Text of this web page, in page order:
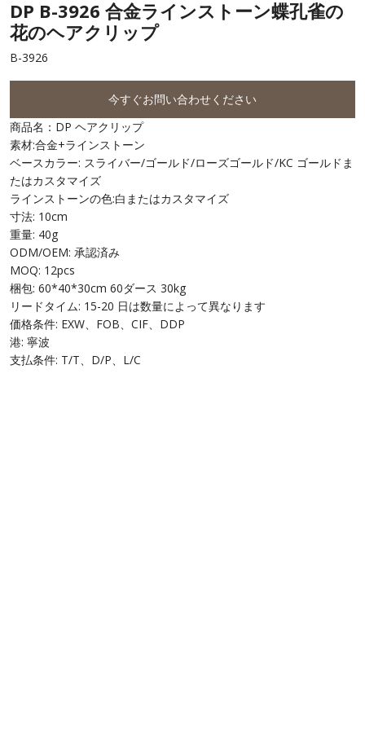
DP B-3926 合金ラインストーン蝶孔雀の
花のヘアクリップ
B-3926
今すぐお問い合わせください
商品名：DP ヘアクリップ
素材:合金+ラインストーン
ベースカラー: スライバー/ゴールド/ローズゴールド/KC ゴールドま
たはカスタマイズ
ラインストーンの色:白またはカスタマイズ
寸法: 10cm
重量: 40g
ODM/OEM: 承認済み
MOQ: 12pcs
梱包: 60*40*30cm 60ダース 30kg
リードタイム: 15-20 日は数量によって異なります
価格条件: EXW、FOB、CIF、DDP
港: 寧波
支払条件: T/T、D/P、L/C